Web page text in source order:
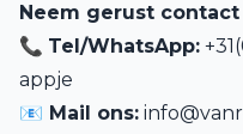
Neem gerust
📞 Tel/WhatsApp:
appje
📧 Mail ons: